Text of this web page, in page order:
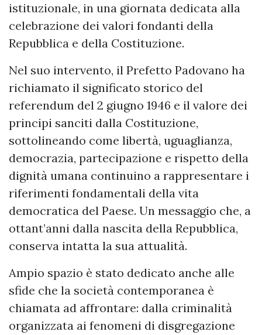
istituzionale, in una giornata dedicata alla
celebrazione dei valori fondanti della
Repubblica e della Costituzione.
Nel suo intervento, il Prefetto Padovano ha
richiamato il significato storico del
referendum del 2 giugno 1946 e il valore dei
principi sanciti dalla Costituzione,
sottolineando come libertà, uguaglianza,
democrazia, partecipazione e rispetto della
dignità umana continuino a rappresentare i
riferimenti fondamentali della vita
democratica del Paese. Un messaggio che, a
ottant’anni dalla nascita della Repubblica,
conserva intatta la sua attualità.
Ampio spazio è stato dedicato anche alle
sfide che la società contemporanea è
chiamata ad affrontare: dalla criminalità
organizzata ai fenomeni di disgregazione